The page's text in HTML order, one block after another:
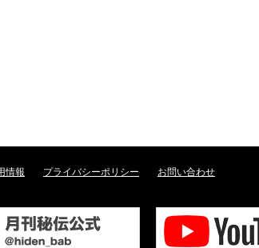
情報 プライバシーポリシー お問い合わせ